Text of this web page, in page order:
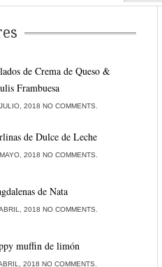
de Crema de Queso &
Frambuesa
2018 NO COMMENTS.
de Dulce de Leche
2018 NO COMMENTS.
de Nata
2018 NO COMMENTS.
muffin de limón
2018 NO COMMENTS.